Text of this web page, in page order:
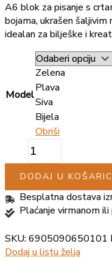
A6 blok za pisanje s
bojama, ukrašen šaljivim
idealan za bilješke i
Model
Zelena
Plava
Siva
Bijela
Obriši
DODAJ U
Besplatna dostava
Plaćanje virmanom
SKU:6905090650101
Dodaj u listu želja